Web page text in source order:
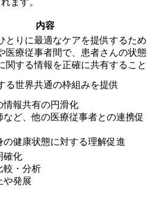
ます。
内容
とりに最適なケアを提供するため
医療従事者間で、患者さんの状態
関する情報を正確に共有すること
る世界共通の枠組みを提供
情報共有の円滑化
など、他の医療従事者との連携促
の健康状態に対する理解促進
確化
較・分析
や発展